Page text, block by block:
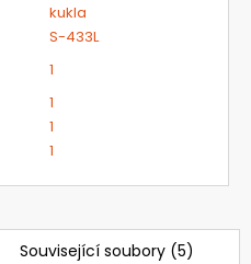
kukla
S-433L
1
1
1
1
Související soubory (5)